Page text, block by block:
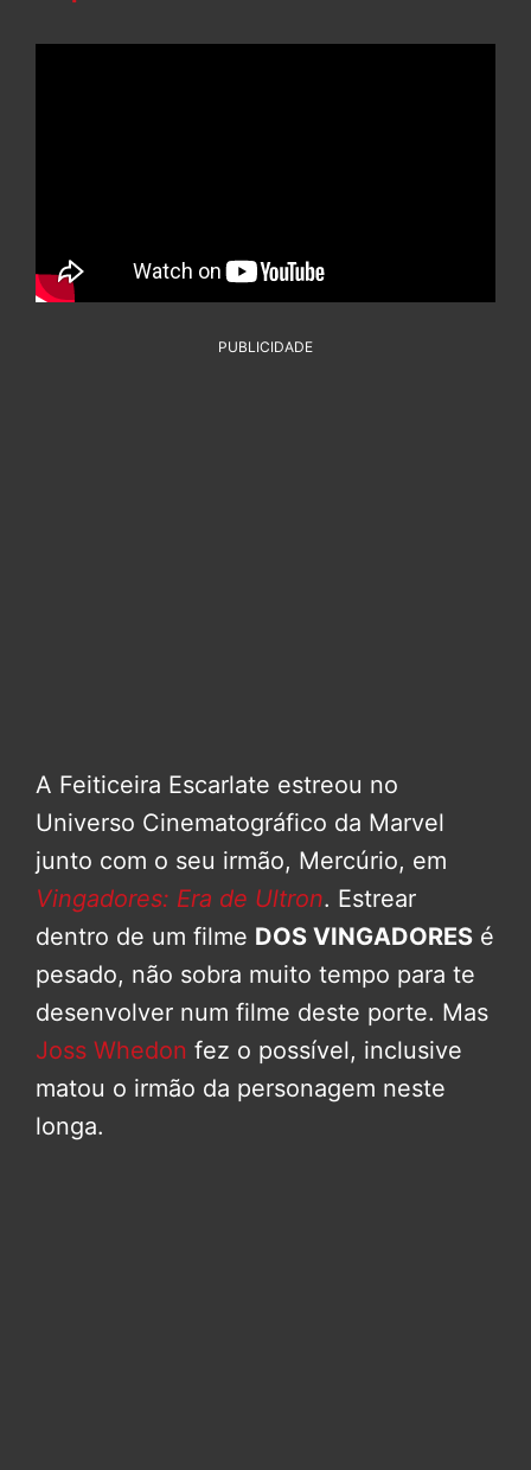
PUBLICIDADE
A Feiticeira Escarlate estreou no
Universo Cinematográfico da Marvel
junto com o seu irmão, Mercúrio, em
Vingadores: Era de Ultron. Estrear
dentro de um filme DOS VINGADORES é
pesado, não sobra muito tempo para te
desenvolver num filme deste porte. Mas
Joss Whedon fez o possível, inclusive
matou o irmão da personagem neste
longa.